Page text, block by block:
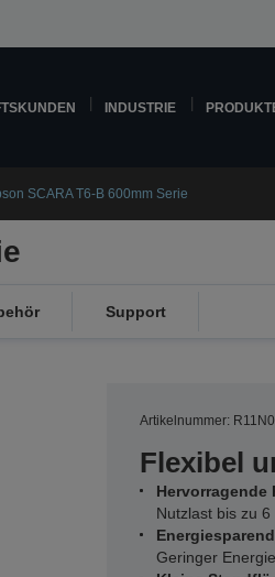
INDUSTRIE
SCARA T6-B 600mm Serie
Support
Artikelnummer:
Flexibel
Hervorragende
Nutzlast bis zu
Energiesparend
Geringer